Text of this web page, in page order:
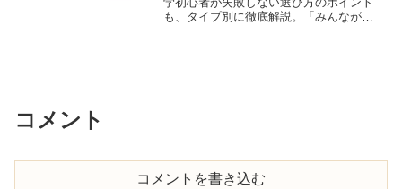
も、タイプ別に徹底解説。「みんなが欲
コメント
コメントを書き込む